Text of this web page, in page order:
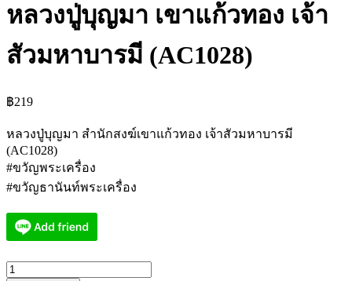
หลวงปู่บุญมา เขาแก้วทอง​ เจ้า
สัวมหาบารมี (AC1028)
฿219
หลวงปู่บุญมา สำนักสงฆ์เขาแก้วทอง​ เจ้าสัวมหาบารมี
(AC1028)
#ขวัญพระเครื่อง
#ขวัญธานันท์พระเครื่อง
จำนวน